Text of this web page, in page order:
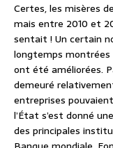
Certes, les misères
mais entre 2010 et
sentait ! Un certain
longtemps montrées
ont été améliorées.
demeuré
entreprises
l’État s’est donné
des principales